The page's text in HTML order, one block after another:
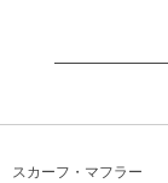
スカーフ・マフラー